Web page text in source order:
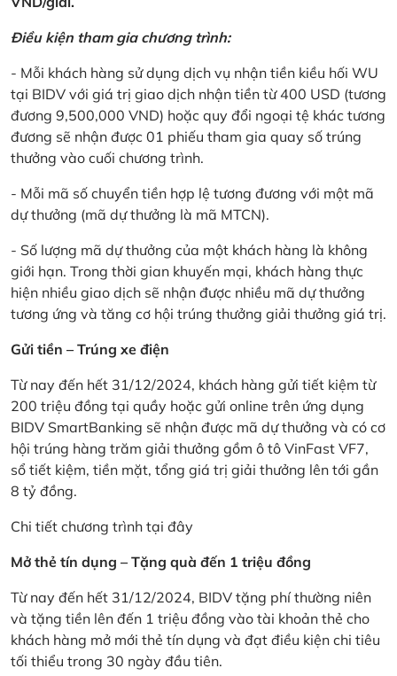
Điều kiện tham gia chương trình:
- Mỗi khách hàng sử dụng dịch vụ nhận tiền kiều hối WU
tại BIDV với giá trị giao dịch nhận tiền từ 400 USD (tương
đương 9,500,000 VND) hoặc quy đổi ngoại tệ khác tương
đương sẽ nhận được 01 phiếu tham gia quay số trúng
thưởng vào cuối chương trình.
- Mỗi mã số chuyển tiền hợp lệ tương đương với một mã
dự thưởng (mã dự thưởng là mã MTCN).
- Số lượng mã dự thưởng của một khách hàng là không
giới hạn. Trong thời gian khuyến mại, khách hàng thực
hiện nhiều giao dịch sẽ nhận được nhiều mã dự thưởng
tương ứng và tăng cơ hội trúng thưởng giải thưởng giá trị.
Gửi tiền – Trúng xe điện
Từ nay đến hết 31/12/2024, khách hàng gửi tiết kiệm từ
200 triệu đồng tại quầy hoặc gửi online trên ứng dụng
BIDV SmartBanking sẽ nhận được mã dự thưởng và có cơ
hội trúng hàng trăm giải thưởng gồm ô tô VinFast VF7,
sổ tiết kiệm, tiền mặt, tổng giá trị giải thưởng lên tới gần
8 tỷ đồng.
Chi tiết chương trình tại đây
Mở thẻ tín dụng – Tặng quà đến 1 triệu đồng
Từ nay đến hết 31/12/2024, BIDV tặng phí thường niên
và tặng tiền lên đến 1 triệu đồng vào tài khoản thẻ cho
khách hàng mở mới thẻ tín dụng và đạt điều kiện chi tiêu
tối thiểu trong 30 ngày đầu tiên.